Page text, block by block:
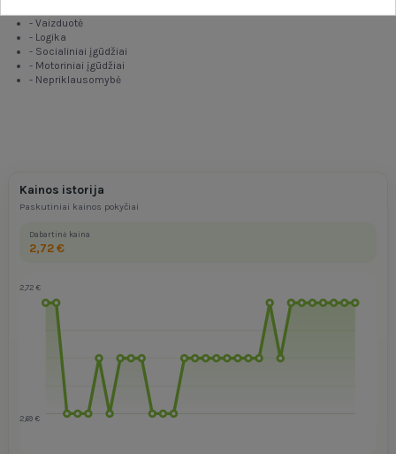
- Vaizduotė
- Logika
- Socialiniai įgūdžiai
- Motoriniai įgūdžiai
- Nepriklausomybė
Kainos istorija
Paskutiniai kainos pokyčiai
Dabartinė kaina
2,72 €
2,72 €
2,69 €